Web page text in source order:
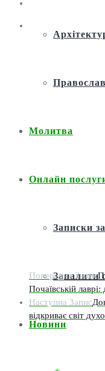
Молитва
Онлайн
Записки
Запалити
Новини
Попередня Запис
Почаївській лаврі:
Наступна Запис
відкриває світ